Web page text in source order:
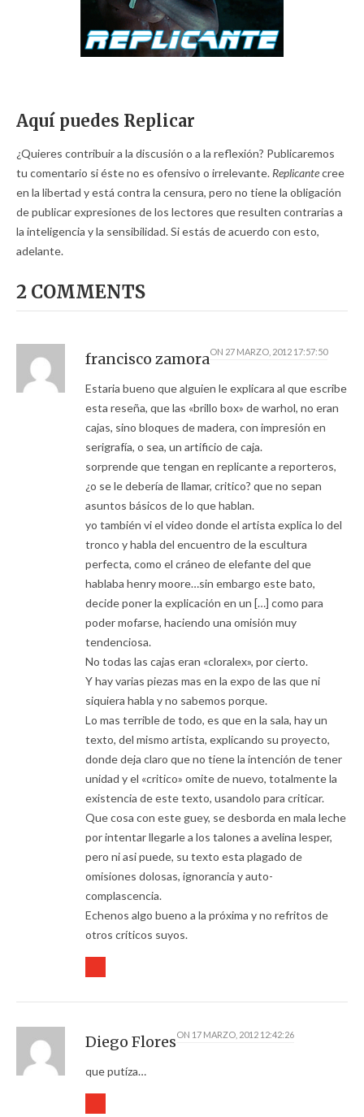
Aquí puedes Replicar
¿Quieres contribuir a la discusión o a la reflexión? Publicaremos
tu comentario si éste no es ofensivo o irrelevante. Replicantecree
en la libertad y está contra la censura, pero no tiene la obligación
de publicar expresiones de los lectores que resulten contrarias a
la inteligencia y la sensibilidad. Si estás de acuerdo con esto,
adelante.
2 COMMENTS
francisco zamoraON 27 MARZO, 2012 17:57:50
Estaria bueno que alguien le explicara al que escribe
esta reseña, que las «brillo box» de warhol, no eran
cajas, sino bloques de madera, con impresión en
serigrafía, o sea, un artificio de caja.
sorprende que tengan en replicante a reporteros,
¿o se le debería de llamar, critico? que no sepan
asuntos básicos de lo que hablan.
yo también vi el video donde el artista explica lo del
tronco y habla del encuentro de la escultura
perfecta, como el cráneo de elefante del que
hablaba henry moore…sin embargo este bato,
decide poner la explicación en un […] como para
poder mofarse, haciendo una omisión muy
tendenciosa.
No todas las cajas eran «cloralex», por cierto.
Y hay varias piezas mas en la expo de las que ni
siquiera habla y no sabemos porque.
Lo mas terrible de todo, es que en la sala, hay un
texto, del mismo artista, explicando su proyecto,
donde deja claro que no tiene la intención de tener
unidad y el «critico» omite de nuevo, totalmente la
existencia de este texto, usandolo para criticar.
Que cosa con este guey, se desborda en mala leche
por intentar llegarle a los talones a avelina lesper,
pero ni asi puede, su texto esta plagado de
omisiones dolosas, ignorancia y auto-
complascencia.
Echenos algo bueno a la próxima y no refritos de
otros críticos suyos.
Diego FloresON 17 MARZO, 2012 12:42:26
que putíza…